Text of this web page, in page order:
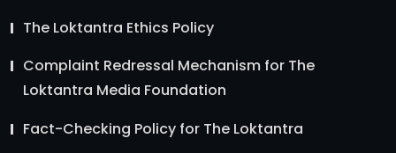
The Loktantra Ethics Policy
Complaint Redressal Mechanism for The
Loktantra Media Foundation
Fact-Checking Policy for The Loktantra